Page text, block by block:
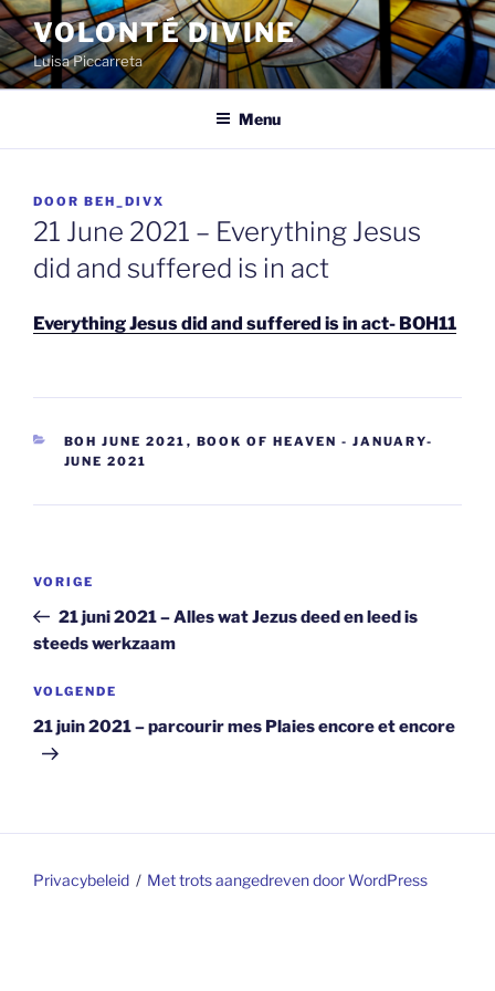
Spring
naar
de
inhoud
VOLONTÉ DIVINE
Luisa Piccarreta
Menu
GEPLAATST
OP
DOOR BEH_DIVX
21 June 2021 – Everything Jesus
did and suffered is in act
Everything Jesus did and suffered is in act- BOH11
CATEGORIEËN
BOH JUNE 2021 , BOOK OF HEAVEN - JANUARY-
JUNE 2021
Vorig
bericht
VORIGE
21 juni 2021 – Alles wat Jezus deed en leed is
steeds werkzaam
Volgend
bericht
VOLGENDE
21 juin 2021 – parcourir mes Plaies encore et encore
Privacybeleid Met trots aangedreven door WordPress